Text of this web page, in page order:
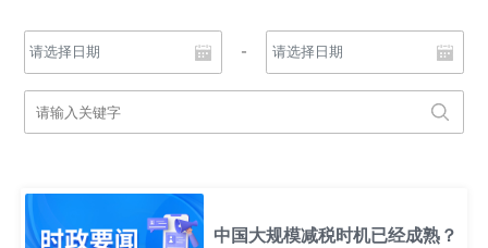
-
中国大规模减税时机已经成熟？